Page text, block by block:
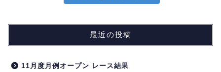
最近の投稿
11月度月例オープン レース結果